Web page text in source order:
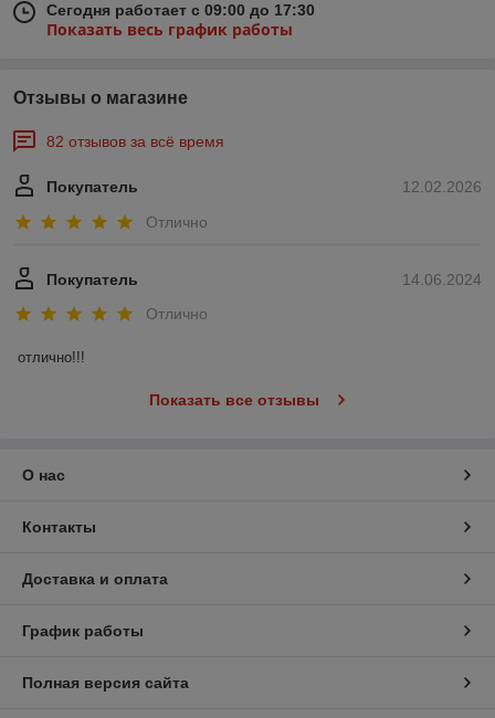
Сегодня работает с 09:00 до 17:30
Показать весь график работы
Отзывы о магазине
82 отзывов за всё время
12.02.2026
Покупатель
Отлично
14.06.2024
Покупатель
Отлично
отлично!!!
Показать все отзывы
О нас
Контакты
Доставка и оплата
График работы
Полная версия сайта